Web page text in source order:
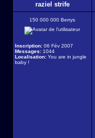
raziel strife
150 000 000 Berrys
Inscription: 06 Fév 2007
Messages: 1044
Localisation: You are in jungle
baby !